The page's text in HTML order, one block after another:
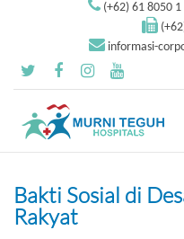
(+62) 61 8050
informasi-
Bakti Sosial di
Rakyat